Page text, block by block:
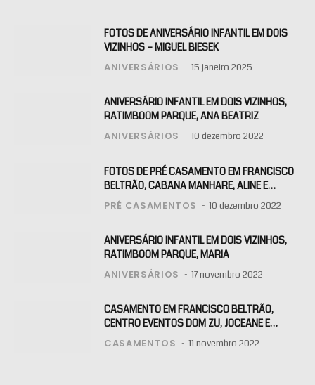
FOTOS DE ANIVERSÁRIO INFANTIL EM DOIS
VIZINHOS – MIGUEL BIESEK
ANIVERSÁRIOS 15 janeiro 2025
ANIVERSÁRIO INFANTIL EM DOIS VIZINHOS,
RATIMBOOM PARQUE, ANA BEATRIZ
ANIVERSÁRIOS 10 dezembro 2022
FOTOS DE PRÉ CASAMENTO EM FRANCISCO
BELTRÃO, CABANA MANHARE, ALINE E
KLAITON
PRÉ CASAMENTOS 10 dezembro 2022
ANIVERSÁRIO INFANTIL EM DOIS VIZINHOS,
RATIMBOOM PARQUE, MARIA
ANIVERSÁRIOS 17 novembro 2022
CASAMENTO EM FRANCISCO BELTRÃO,
CENTRO EVENTOS DOM ZU, JOCEANE E
RAFAEL
CASAMENTOS 11 novembro 2022